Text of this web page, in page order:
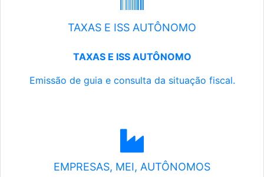
TAXAS E ISS AUTÔNOMO
TAXAS E ISS AUTÔNOMO
Emissão de guia e consulta da situação fiscal.
EMPRESAS, MEI, AUTÔNOMOS